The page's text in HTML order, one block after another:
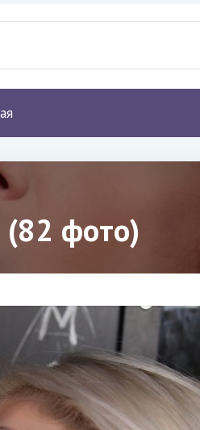
(82 фото)